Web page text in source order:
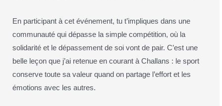
En participant à cet événement, tu t’impliques dans une
communauté qui dépasse la simple compétition, où la
solidarité et le dépassement de soi vont de pair. C’est une
belle leçon que j’ai retenue en courant à Challans : le sport
conserve toute sa valeur quand on partage l’effort et les
émotions avec les autres.